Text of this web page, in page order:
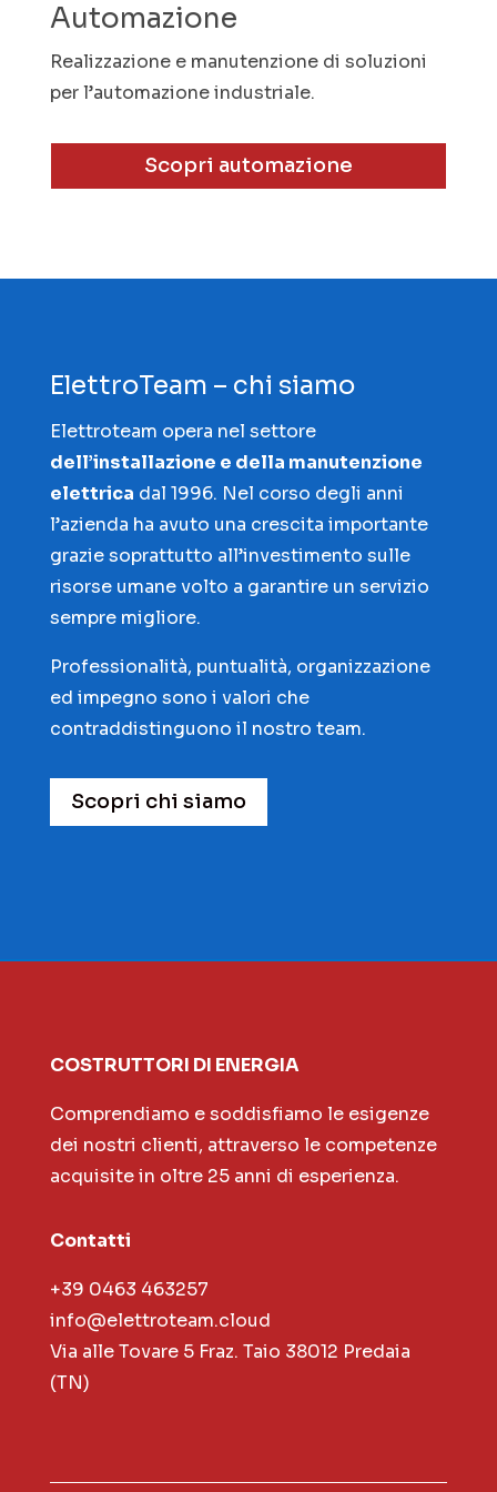
Automazione
Realizzazione e manutenzione di soluzioni
per l’automazione industriale.
Scopri automazione
ElettroTeam – chi siamo
Elettroteam opera nel settore
dell’installazione e della manutenzione
elettrica dal 1996. Nel corso degli anni
l’azienda ha avuto una crescita importante
grazie soprattutto all’investimento sulle
risorse umane volto a garantire un servizio
sempre migliore.
Professionalità, puntualità, organizzazione
ed impegno sono i valori che
contraddistinguono il nostro team.
Scopri chi siamo
COSTRUTTORI DI ENERGIA
Comprendiamo e soddisfiamo le esigenze
dei nostri clienti, attraverso le competenze
acquisite in oltre 25 anni di esperienza.
Contatti
+39 0463 463257
info@elettroteam.cloud
Via alle Tovare 5 Fraz. Taio 38012 Predaia
(TN)